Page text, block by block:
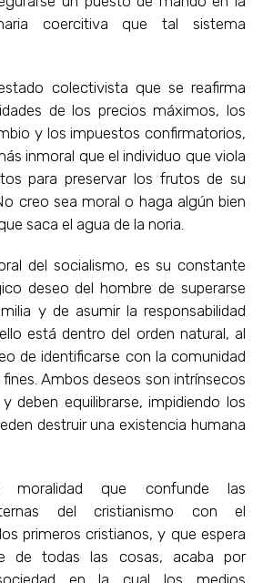
coercitiva que tal sistema
colectivista que se reafirma
de los precios máximos, los
y los impuestos confirmatorios,
inmoral que el individuo que viola
para preservar los frutos de su
creo sea moral o haga algún bien
saca el agua de la noria.
del socialismo, es su constante
deseo del hombre de superarse
y de asumir la responsabilidad
está dentro del orden natural, al
de identificarse con la comunidad
Ambos deseos son intrínsecos
deben equilibrarse, impidiendo los
destruir una existencia humana
moralidad que confunde las
del cristianismo con el
primeros cristianos, y que espera
de todas las cosas, acaba por
en la cual los medios